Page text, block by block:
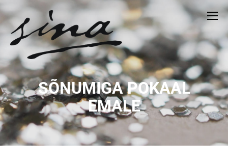
SÕNUMIGA POKAAL
EMALE